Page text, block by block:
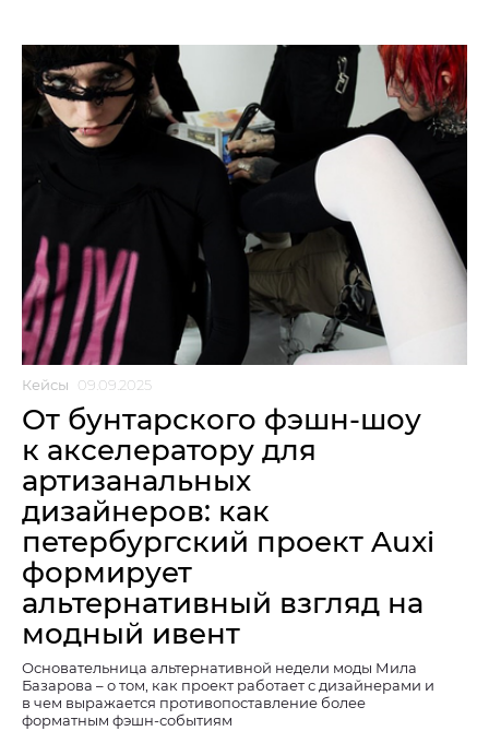
Кейсы 09.09.2025
От бунтарского фэшн-шоу
к акселератору для
артизанальных
дизайнеров: как
петербургский проект Auxi
формирует
альтернативный взгляд на
модный ивент
Основательница альтернативной недели моды Мила
Базарова – о том, как проект работает с дизайнерами и
в чем выражается противопоставление более
форматным фэшн-событиям